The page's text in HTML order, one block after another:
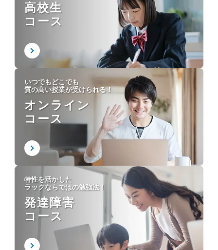
高校生
コース
いつでもどこでも
質の高い授業が受けられる！
オンライン
コース
特性を活かした
ラックならではの勉強法！
発達障害
コース